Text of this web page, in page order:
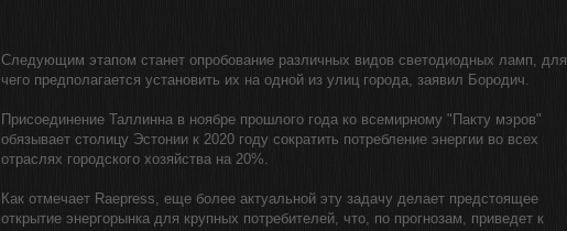
Следующим этапом станет опробование различных видов светодиодных ламп, для
чего предполагается установить их на одной из улиц города, заявил Бородич.
Присоединение Таллинна в ноябре прошлого года ко всемирному "Пакту мэров"
обязывает столицу Эстонии к 2020 году сократить потребление энергии во всех
отраслях городского хозяйства на 20%.
Как отмечает Raepress, еще более актуальной эту задачу делает предстоящее
открытие энергорынка для крупных потребителей, что, по прогнозам, приведет к